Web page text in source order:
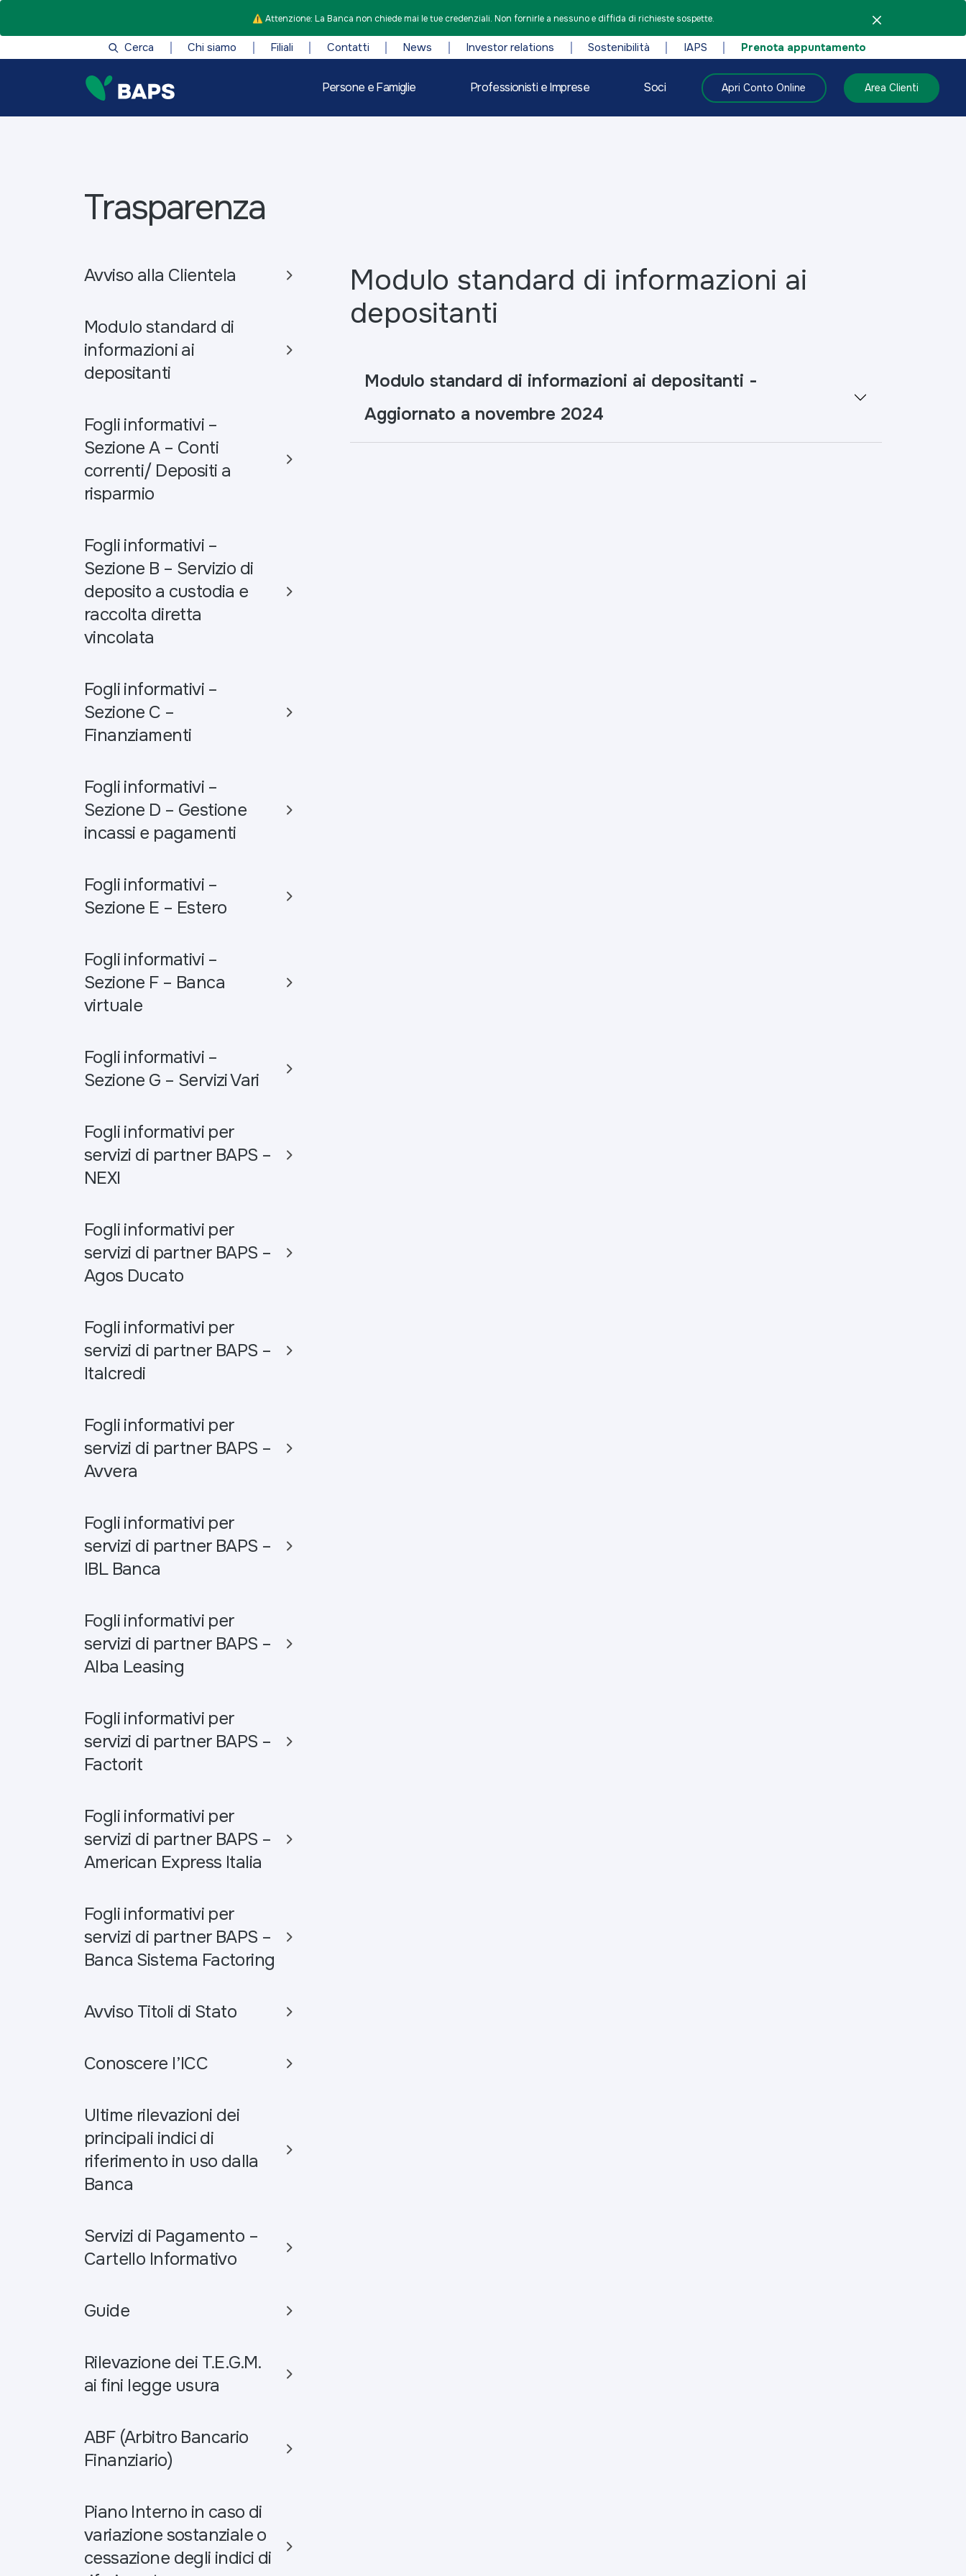
⚠️ Attenzione: La Banca non chiede mai le tue credenziali. Non fornirle a nessuno e diffida di richieste sospette.
Cerca Chi siamo Filiali Contatti News Investor relations Sostenibilità IAPS Prenota appuntamento
Persone e Famiglie Professionisti e Imprese Soci Apri Conto Online Area Clienti
Trasparenza
Avviso alla Clientela
Modulo standard di
informazioni ai
depositanti
Fogli informativi –
Sezione A – Conti
correnti/ Depositi a
risparmio
Fogli informativi –
Sezione B – Servizio di
deposito a custodia e
raccolta diretta
vincolata
Fogli informativi –
Sezione C –
Finanziamenti
Fogli informativi –
Sezione D – Gestione
incassi e pagamenti
Fogli informativi –
Sezione E – Estero
Fogli informativi –
Sezione F – Banca
virtuale
Fogli informativi –
Sezione G – Servizi Vari
Fogli informativi per
servizi di partner BAPS –
NEXI
Fogli informativi per
servizi di partner BAPS –
Agos Ducato
Fogli informativi per
servizi di partner BAPS –
Italcredi
Fogli informativi per
servizi di partner BAPS –
Avvera
Fogli informativi per
servizi di partner BAPS –
IBL Banca
Fogli informativi per
servizi di partner BAPS –
Alba Leasing
Fogli informativi per
servizi di partner BAPS –
Factorit
Fogli informativi per
servizi di partner BAPS –
American Express Italia
Fogli informativi per
servizi di partner BAPS –
Banca Sistema Factoring
Avviso Titoli di Stato
Conoscere l’ICC
Ultime rilevazioni dei
principali indici di
riferimento in uso dalla
Banca
Servizi di Pagamento –
Cartello Informativo
Guide
Rilevazione dei T.E.G.M.
ai fini legge usura
ABF (Arbitro Bancario
Finanziario)
Piano Interno in caso di
variazione sostanziale o
cessazione degli indici di
Modulo standard di informazioni ai
depositanti
Modulo standard di informazioni ai depositanti -
Aggiornato a novembre 2024